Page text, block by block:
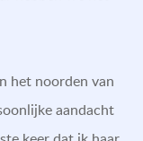
het noorden van
aandacht